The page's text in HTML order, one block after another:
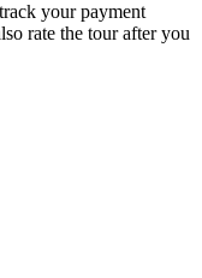
your payment
rate the tour after you